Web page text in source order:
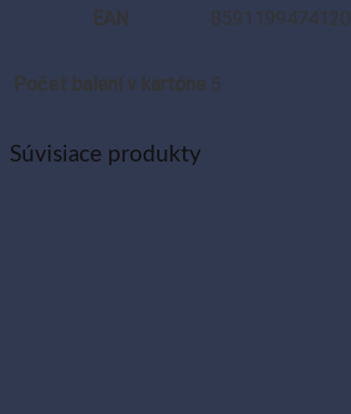
EAN 8591199474120
Počet balení v kartóne 5
Súvisiace produkty